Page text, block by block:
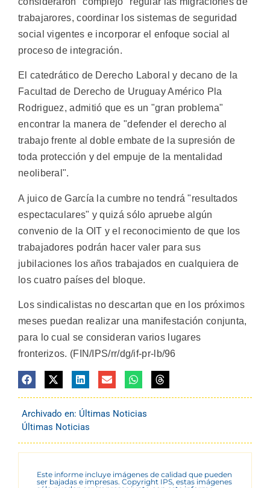
trabajarores, coordinar los sistemas de seguridad
social vigentes e incorporar el enfoque social al
proceso de integración.
El catedrático de Derecho Laboral y decano de la
Facultad de Derecho de Uruguay Américo Pla
Rodriguez, admitió que es un "gran problema"
encontrar la manera de "defender el derecho al
trabajo frente al doble embate de la supresión de
toda protección y del empuje de la mentalidad
neoliberal".
A juico de García la cumbre no tendrá "resultados
espectaculares" y quizá sólo apruebe algún
convenio de la OIT y el reconocimiento de que los
trabajadores podrán hacer valer para sus
jubilaciones los años trabajados en cualquiera de
los cuatro países del bloque.
Los sindicalistas no descartan que en los próximos
meses puedan realizar una manifestación conjunta,
para lo cual se consideran varios lugares
fronterizos. (FIN/IPS/rr/dg/if-pr-lb/96
Archivado en: Últimas Noticias
Últimas Noticias
Este informe incluye imágenes de calidad que pueden
ser bajadas e impresas. Copyright IPS, estas imágenes